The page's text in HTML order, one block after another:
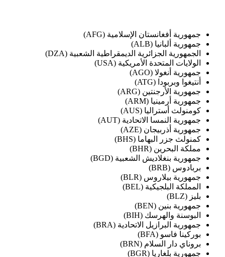
جمهورية أفغانستان الإسلامية (AFG)
جمهورية ألبانيا (ALB)
الجمهورية الجزائرية الديمقراطية الشعبية (DZA)
الولايات المتحدة الأمريكية (USA)
جمهورية أنغولا (AGO)
أنتيغوا وبربودا (ATG)
جمهورية الأرجنتين (ARG)
جمهورية أرمينيا (ARM)
كومنولث أستراليا (AUS)
جمهورية النمسا الاتحادية (AUT)
جمهورية أذربيجان (AZE)
كمنولث جزر البهاما (BHS)
مملكة البحرين (BHR)
جمهورية بنغلاديش الشعبية (BGD)
بربادوس (BRB)
جمهورية بيلاروس (BLR)
المملكة البلجيكية (BEL)
بليز (BLZ)
جمهورية بنين (BEN)
البوسنة والهرسك (BIH)
جمهورية البرازيل الاتحادية (BRA)
بوركينا فاسو (BFA)
بروناي دار السلام (BRN)
جمهورية بلغاريا (BGR)